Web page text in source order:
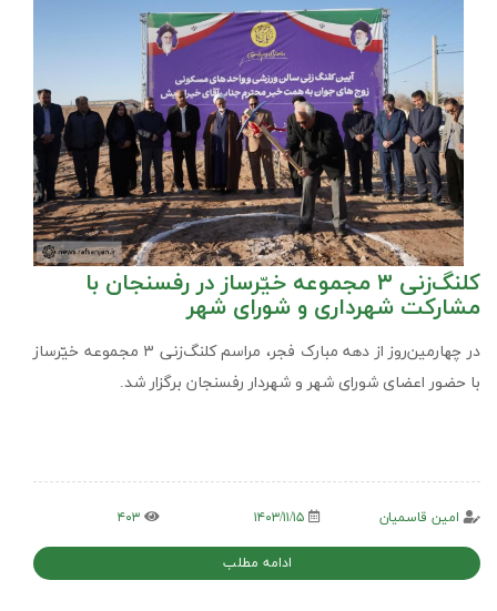
کلنگ‌زنی ۳ مجموعه خیّرساز در رفسنجان با
مشارکت شهرداری و شورای شهر
در چهارمین‌روز از دهه مبارک فجر، مراسم کلنگ‌زنی ۳ مجموعه خیّرساز
با حضور اعضای شورای شهر و شهردار رفسنجان برگزار شد.
امین قاسمیان ۱۴۰۳/۱۱/۱۵ ۴۰۳
ادامه مطلب